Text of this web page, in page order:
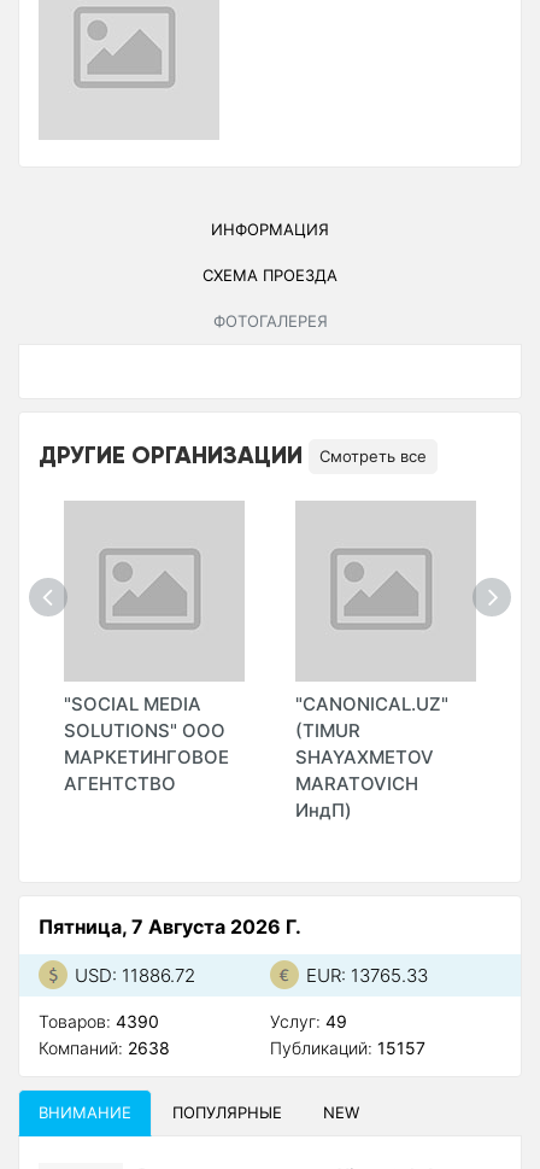
ИНФОРМАЦИЯ
СХЕМА ПРОЕЗДА
ФОТОГАЛЕРЕЯ
ДРУГИЕ ОРГАНИЗАЦИИ Смотреть все
"SOCIAL MEDIA
SOLUTIONS" ООО
МАРКЕТИНГОВОЕ
АГЕНТСТВО
"CANONICAL.UZ"
(TIMUR
SHAYAXMETOV
MARATOVICH
ИндП)
Пятница, 7 Августа 2026 Г.
USD: 11886.72 EUR: 13765.33
Товаров: 4390
Компаний: 2638
Услуг: 49
Публикаций: 15157
ВНИМАНИЕ ПОПУЛЯРНЫЕ NEW